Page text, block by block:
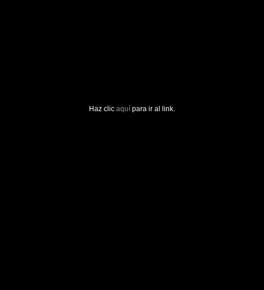
Haz clic aquí para ir al link.